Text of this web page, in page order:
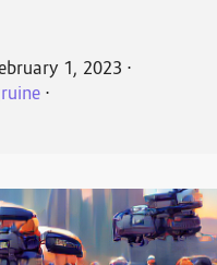
1, 2023 ⋅
⋅